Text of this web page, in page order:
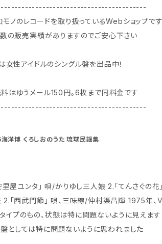
ノのレコードを取り扱っているWebショップで
の販売実績がありますのでご安心下さい
女性アイドルのシングル盤を出品中！
はゆうメール150円｡6枚まで同料金です
洋博 くろしおのうた 琉球民謡集
/かりゆし三人娘 2.「てんさぐの花」 唄/上原政信 B面 1.「谷茶前」 唄、三味線/
もの、状態は特に問題ないように見えます 盤はヘッドフォンで試聴済みで、当時のア
としては特に問題ないように思われました